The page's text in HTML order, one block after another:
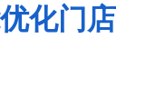
化门店